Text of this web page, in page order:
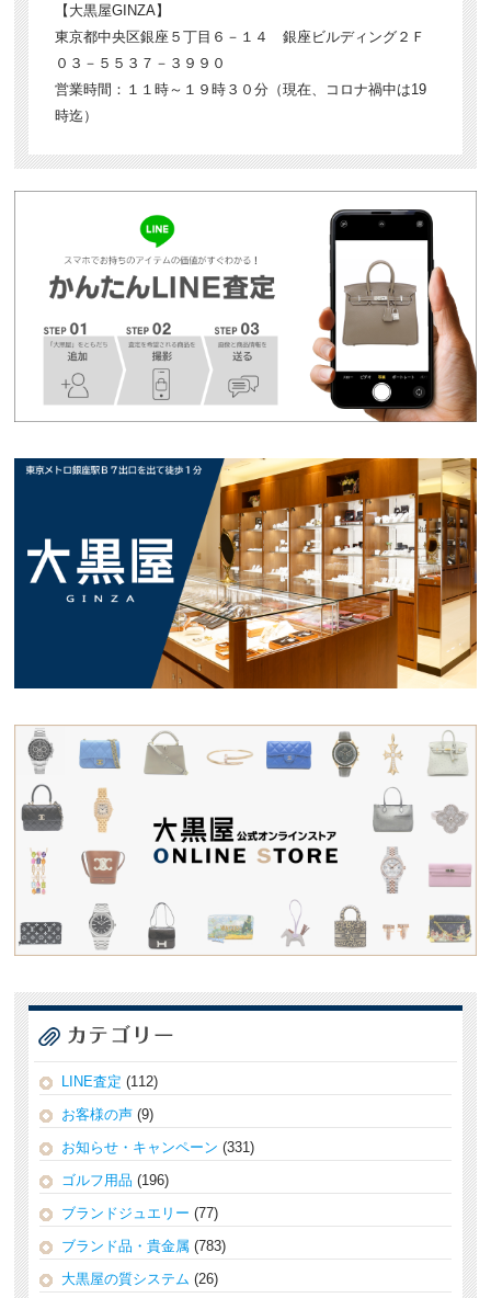
【大黒屋GINZA】
東京都中央区銀座５丁目６－１４ 銀座ビルディング２Ｆ
０３－５５３７－３９９０
営業時間：１１時～１９時３０分（現在、コロナ禍中は19
時迄）
LINE査定 (112)
お客様の声 (9)
お知らせ・キャンペーン (331)
ゴルフ用品 (196)
ブランドジュエリー (77)
ブランド品・貴金属 (783)
大黒屋の質システム (26)